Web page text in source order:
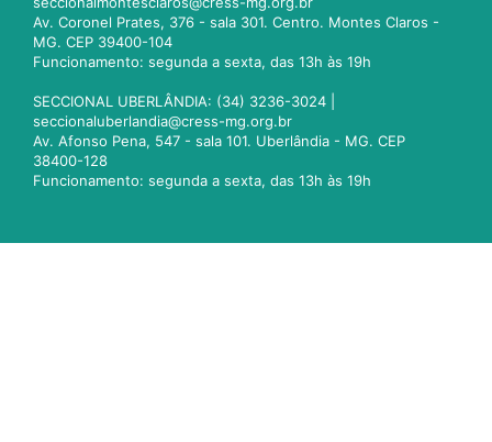
Av. Coronel Prates, 376 - sala 301. Centro. Montes Claros -
MG. CEP 39400-104
Funcionamento: segunda a sexta, das 13h às 19h
SECCIONAL UBERLÂNDIA: (34) 3236-3024 |
seccionaluberlandia@cress-mg.org.br
Av. Afonso Pena, 547 - sala 101. Uberlândia - MG. CEP
38400-128
Funcionamento: segunda a sexta, das 13h às 19h